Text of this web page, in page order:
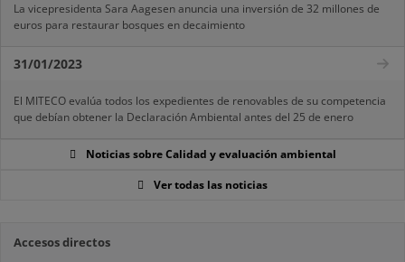
La vicepresidenta Sara Aagesen anuncia una inversión de 32 millones de
euros para restaurar bosques en decaimiento
31/01/2023
El MITECO evalúa todos los expedientes de renovables de su competencia
que debían obtener la Declaración Ambiental antes del 25 de enero
Noticias sobre Calidad y evaluación ambiental
Ver todas las noticias
Accesos directos